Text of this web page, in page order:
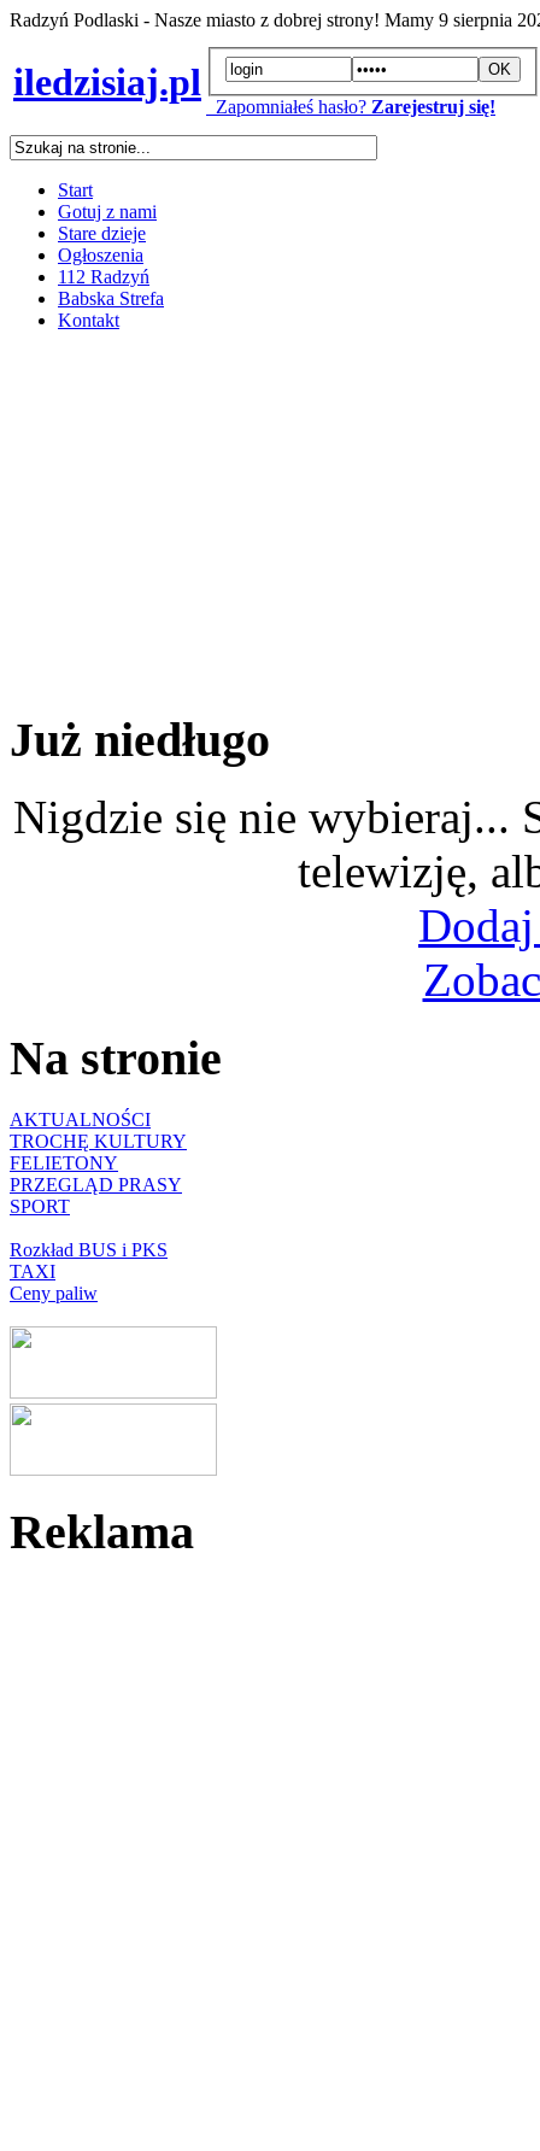
Radzyń Podlaski - Nasze miasto z dobrej strony! Mamy 9 sierpnia
iledzisiaj.pl
Zapomniałeś hasło? Zarejestruj się!
Start
Gotuj z nami
Stare dzieje
Ogłoszenia
112 Radzyń
Babska Strefa
Kontakt
Już niedługo
Nigdzie się nie wybieraj...
telewizję,
Na stronie
AKTUALNOŚCI
TROCHĘ KULTURY
FELIETONY
PRZEGLĄD PRASY
SPORT
Rozkład BUS i PKS
TAXI
Ceny paliw
Reklama